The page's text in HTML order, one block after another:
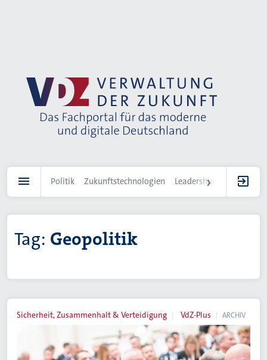
Politik Zukunftstechnologien Leadership IT-
Tag: Geopolitik
Sicherheit, Zusammenhalt & Verteidigung VdZ-Plus ARCHIV